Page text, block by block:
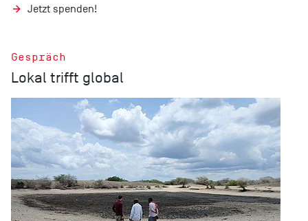
Jetzt spenden!
Gespräch
Lokal trifft global